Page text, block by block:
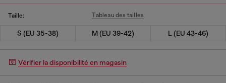
Taille: Tableau des tailles
S (EU 35-38) M (EU 39-42) L (EU 43-46)
Vérifier la disponibilité en magasin